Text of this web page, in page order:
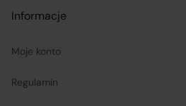
Informacje
Moje konto
Regulamin